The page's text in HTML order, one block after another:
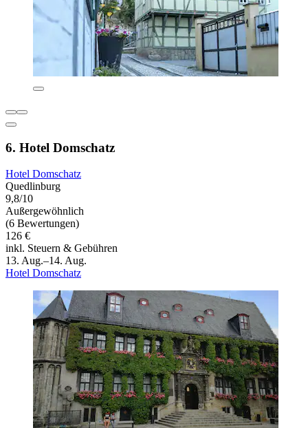
6. Hotel Domschatz
Hotel Domschatz
Quedlinburg
9,8/10
Außergewöhnlich
(6 Bewertungen)
126 €
inkl. Steuern & Gebühren
13. Aug.–14. Aug.
Hotel Domschatz